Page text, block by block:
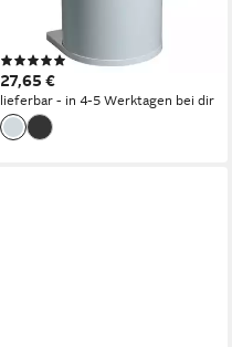
schwenkbar, für
Schrankbreite ab 400 mm mit
Drehtür
(3)
27,65 €
lieferbar - in 4-5 Werktagen bei dir